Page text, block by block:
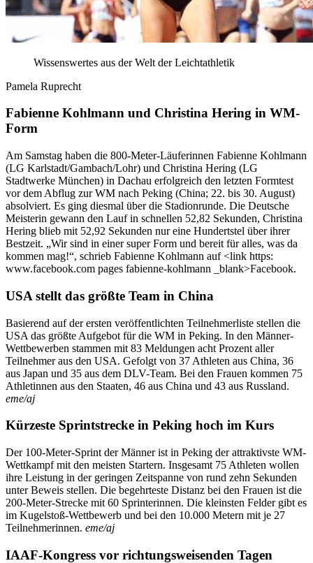
Wissenswertes aus der Welt der Leichtathletik
Pamela Ruprecht
Fabienne Kohlmann und Christina Hering in WM-
Form
Am Samstag haben die 800-Meter-Läuferinnen Fabienne Kohlmann
(LG Karlstadt/Gambach/Lohr) und Christina Hering (LG
Stadtwerke München) in Dachau erfolgreich den letzten Formtest
vor dem Abflug zur WM nach Peking (China; 22. bis 30. August)
absolviert. Es ging diesmal über die Stadionrunde. Die Deutsche
Meisterin gewann den Lauf in schnellen 52,82 Sekunden, Christina
Hering blieb mit 52,92 Sekunden nur eine Hundertstel über ihrer
Bestzeit. „Wir sind in einer super Form und bereit für alles, was da
kommen mag!“, schrieb Fabienne Kohlmann auf <link https:
www.facebook.com pages fabienne-kohlmann _blank>Facebook.
USA stellt das größte Team in China
Basierend auf der ersten veröffentlichten Teilnehmerliste stellen die
USA das größte Aufgebot für die WM in Peking. In den Männer-
Wettbewerben stammen mit 83 Meldungen acht Prozent aller
Teilnehmer aus den USA. Gefolgt von 37 Athleten aus China, 36
aus Japan und 35 aus dem DLV-Team. Bei den Frauen kommen 75
Athletinnen aus den Staaten, 46 aus China und 43 aus Russland.
eme/aj
Kürzeste Sprintstrecke in Peking hoch im Kurs
Der 100-Meter-Sprint der Männer ist in Peking der attraktivste WM-
Wettkampf mit den meisten Startern. Insgesamt 75 Athleten wollen
ihre Leistung in der geringen Zeitspanne von rund zehn Sekunden
unter Beweis stellen. Die begehrteste Distanz bei den Frauen ist die
200-Meter-Strecke mit 60 Sprinterinnen. Die kleinsten Felder gibt es
im Kugelstoß-Wettbewerb und bei den 10.000 Metern mit je 27
Teilnehmerinnen. eme/aj
IAAF-Kongress vor richtungsweisenden Tagen